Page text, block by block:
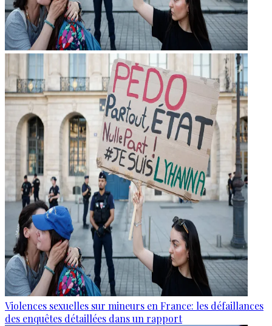
Violences sexuelles sur mineurs en France: les défaillances
des enquêtes détaillées dans un rapport